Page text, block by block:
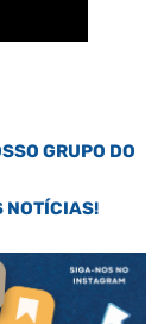
GRUPO DO
NOTÍCIAS!